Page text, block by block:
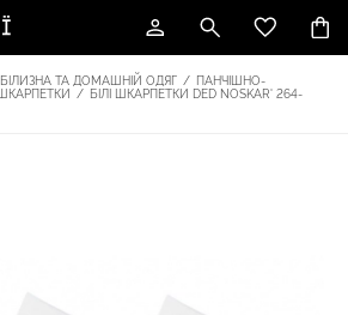
БІЛИЗНА ТА ДОМАШНІЙ ОДЯГ / ПАНЧІШНО-
ШКАРПЕТКИ / БІЛІ ШКАРПЕТКИ DED NOSKAR' 264-